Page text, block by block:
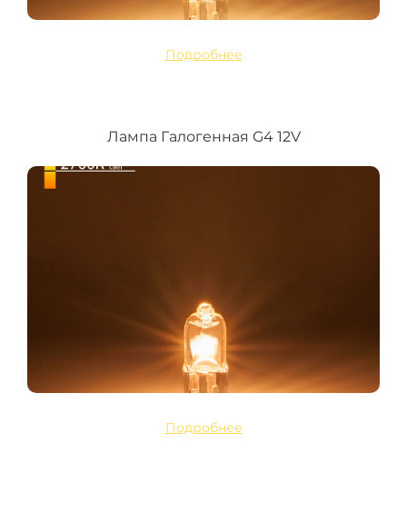
Подробнее
Лампа Галогенная G4 12V
Подробнее